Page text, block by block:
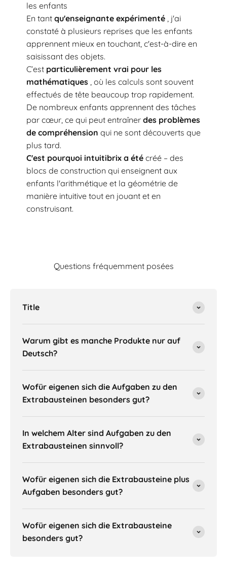
les enfants
En tant qu'enseignante expérimenté , j'ai
constaté à plusieurs reprises que les enfants
apprennent mieux en touchant, c'est-à-dire en
saisissant des objets.
C’est particulièrement vrai pour les
mathématiques , où les calculs sont souvent
effectués de tête beaucoup trop rapidement.
De nombreux enfants apprennent des tâches
par cœur, ce qui peut entraîner des problèmes
de compréhension qui ne sont découverts que
plus tard.
C'est pourquoi intuitibrix a été créé – des
blocs de construction qui enseignent aux
enfants l'arithmétique et la géométrie de
manière intuitive tout en jouant et en
construisant.
Questions fréquemment posées
Title
Warum gibt es manche Produkte nur auf
Deutsch?
Wofür eigenen sich die Aufgaben zu den
Extrabausteinen besonders gut?
In welchem Alter sind Aufgaben zu den
Extrabausteinen sinnvoll?
Wofür eigenen sich die Extrabausteine plus
Aufgaben besonders gut?
Wofür eigenen sich die Extrabausteine
besonders gut?